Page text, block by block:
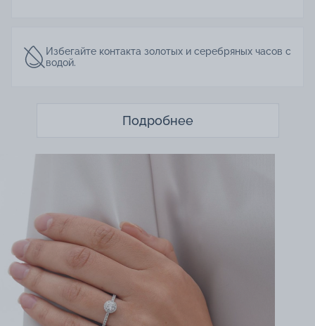
Избегайте контакта золотых и серебряных часов с
водой.
Подробнее